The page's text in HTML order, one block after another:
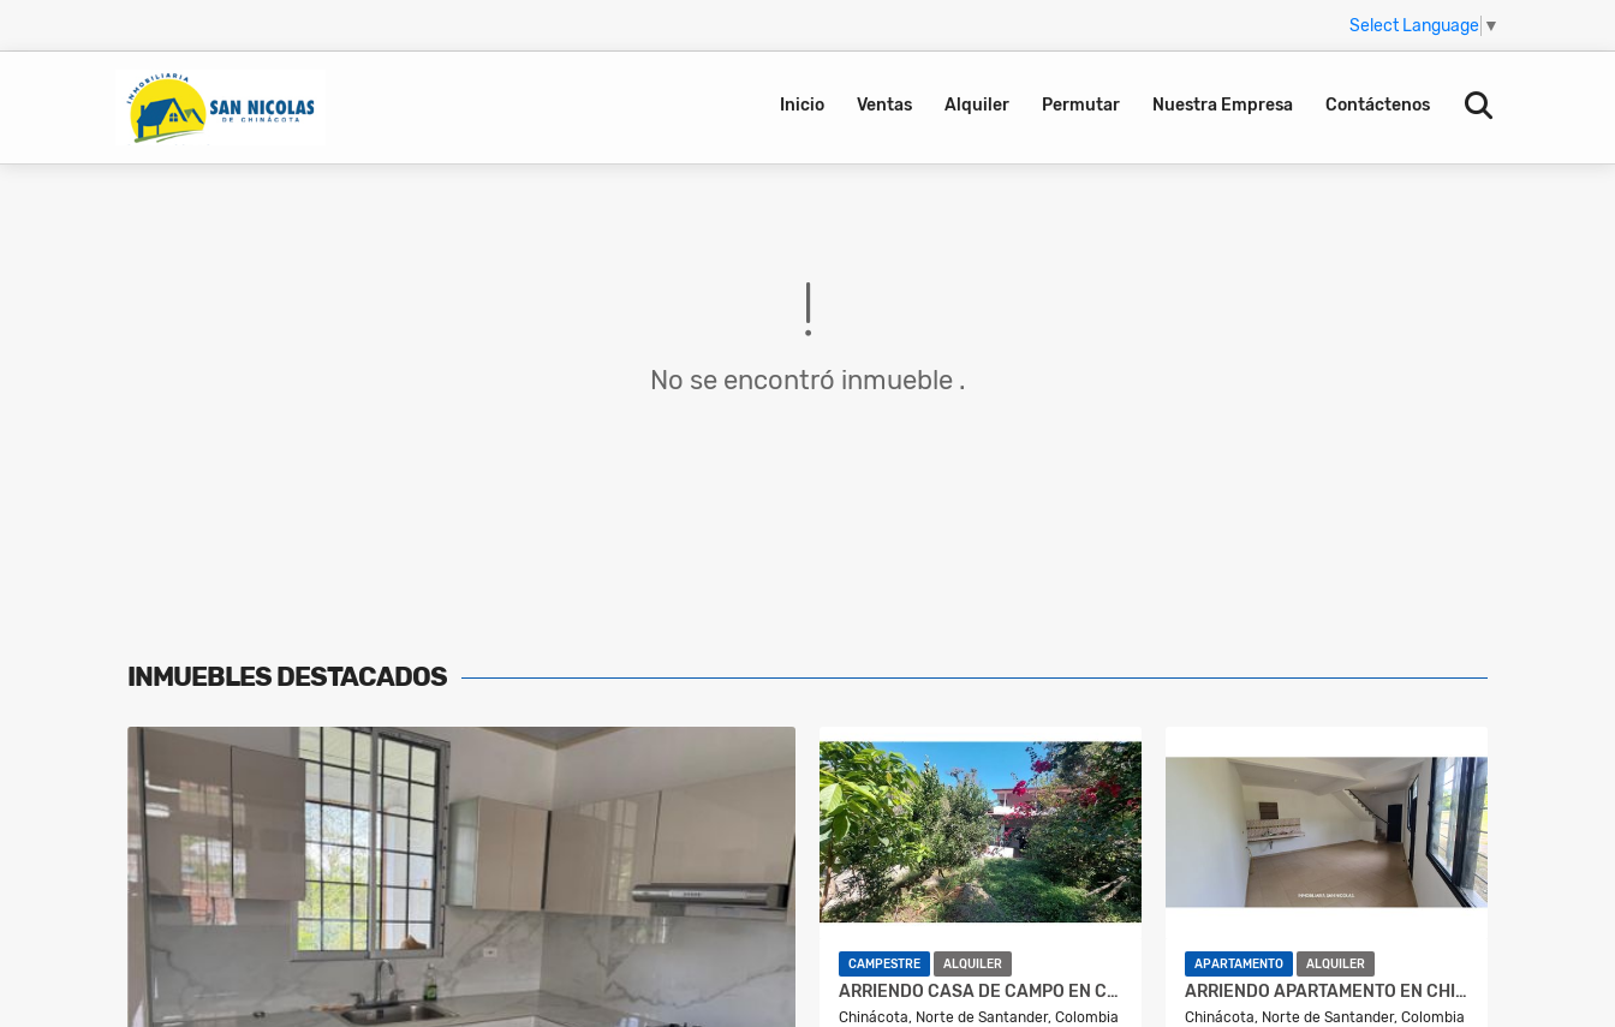
Select Language ▼
Inicio Ventas Alquiler Permutar Nuestra Empresa Contáctenos
No se encontró inmueble .
INMUEBLESDESTACADOS
CAMPESTRE ALQUILER
ARRIENDO CASA DE CAMPO EN CHINACOTA
Chinácota, Norte de Santander, Colombia
APARTAMENTO ALQUILER
ARRIENDO APARTAMENTO EN CHINACOTA
Chinácota, Norte de Santander, Colombia